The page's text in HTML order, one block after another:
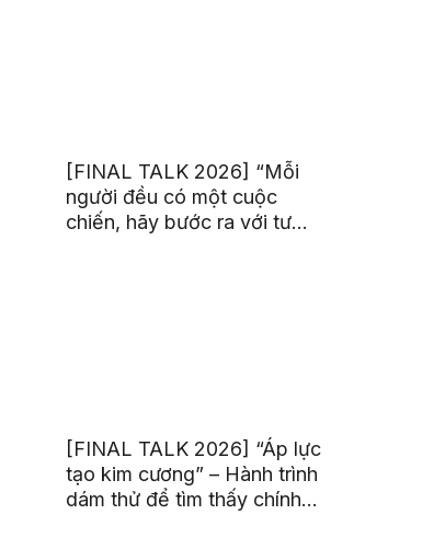
[FINAL TALK 2026] “Mỗi
người đều có một cuộc
chiến, hãy bước ra với tư
[FINAL TALK 2026] “Áp lực
tạo kim cương” – Hành trình
dám thử để tìm thấy chính